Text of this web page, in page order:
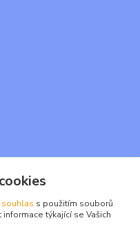
souhlas s použitím souborů
týkající se Vašich